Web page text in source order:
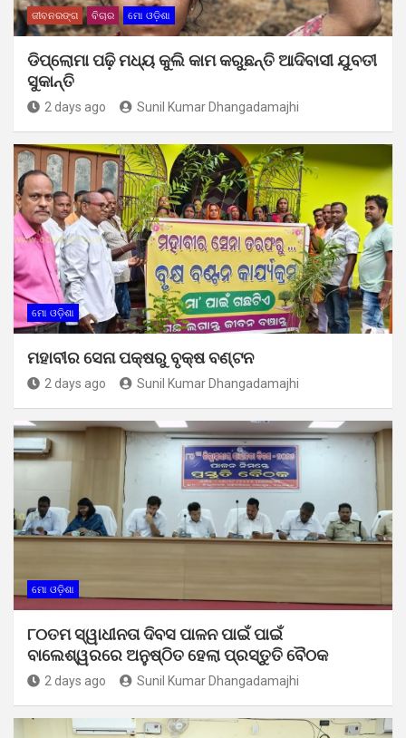
ଜୀବନରଙ୍ଗ ବିଚାର ମୋ ଓଡ଼ିଶା
ଡିପ୍ଲୋମା ପଢ଼ି ମଧ୍ୟ କୁଲି କାମ କରୁଛନ୍ତି ଆଦିବାସୀ ଯୁବତୀ
ସୁକାନ୍ତି
2 days ago Sunil Kumar Dhangadamajhi
ମୋ ଓଡ଼ିଶା
ମହାବୀର ସେନା ପକ୍ଷରୁ ବୃକ୍ଷ ବଣ୍ଟନ
2 days ago Sunil Kumar Dhangadamajhi
ମୋ ଓଡ଼ିଶା
୮୦ତମ ସ୍ୱାଧୀନତା ଦିବସ ପାଳନ ପାଇଁ ପାଇଁ
ବାଲେଶ୍ୱରରେ ଅନୁଷ୍ଠିତ ହେଲା ପ୍ରସ୍ତୁତି ବୈଠକ
2 days ago Sunil Kumar Dhangadamajhi